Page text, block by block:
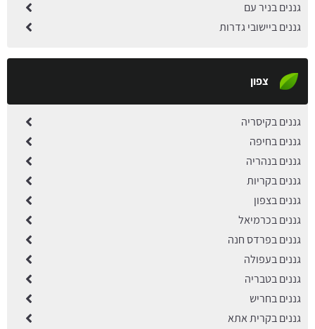
גננים בניר עם
גננים ביישובי גדרות
צפון
גננים בקיסריה
גננים בחיפה
גננים בנהריה
גננים בקריות
גננים בצפון
גננים בכרמיאל
גננים בפרדס חנה
גננים בעפולה
גננים בטבריה
גננים בחריש
גננים בקרית אתא